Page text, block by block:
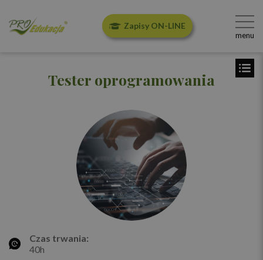
Zapisy ON-LINE
menu
Tester oprogramowania
Czas trwania:
40h